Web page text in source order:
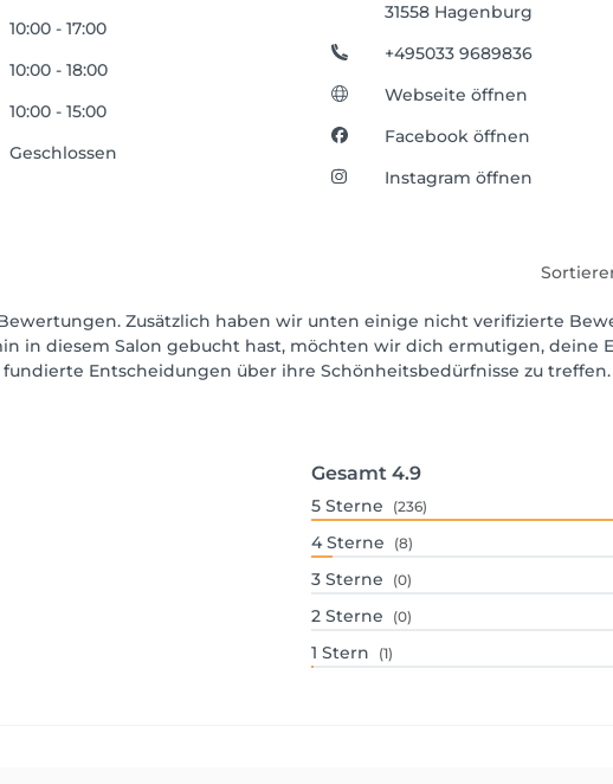
10:00 - 17:00
10:00 - 18:00
10:00 - 15:00
Geschlossen
31558 Hagenburg
+495033 9689836
Webseite öffnen
Facebook öffnen
Instagram öffnen
Zusätzlich haben wir unten einige nicht verifizierte
in diesem Salon gebucht hast, möchten wir dich ermutigen, deine
Entscheidungen über ihre Schönheitsbedürfnisse zu treffen.
Gesamt 4.9
5 Sterne (236)
4 Sterne (8)
3 Sterne (0)
2 Sterne (0)
1 Stern (1)